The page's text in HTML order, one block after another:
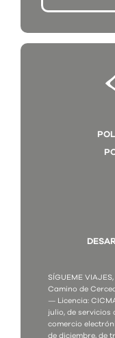
SÍGUEME
Camino de
— Licencia:
julio, de servicios
comercio
de diciembre, de